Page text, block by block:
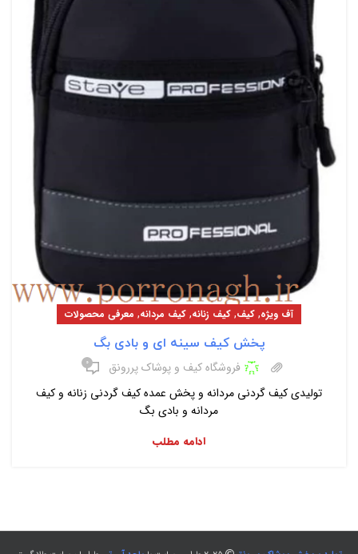
آف ویژه, کیف, کیف زنانه, کیف مردانه, معرفی محصولات
پخش کیف سینه ای و بادی بگ
فروشگاه کیف و پوشاک پررونق ۰
تولیدی کیف گردنی مردانه و پخش عمده کیف گردنی زنانه و کیف
مردانه و بادی بگ
ادامه مطلب